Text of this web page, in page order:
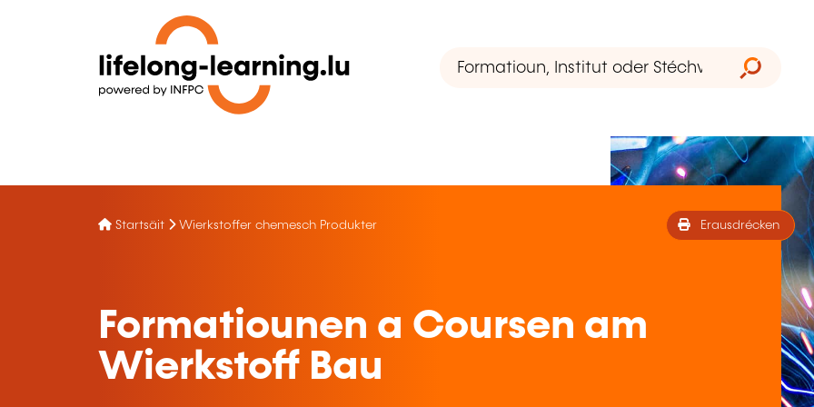
Startsäit Wierkstoffer chemesch Produkter Erausdrécken
Formatiounen a Coursen am
Wierkstoff Bau